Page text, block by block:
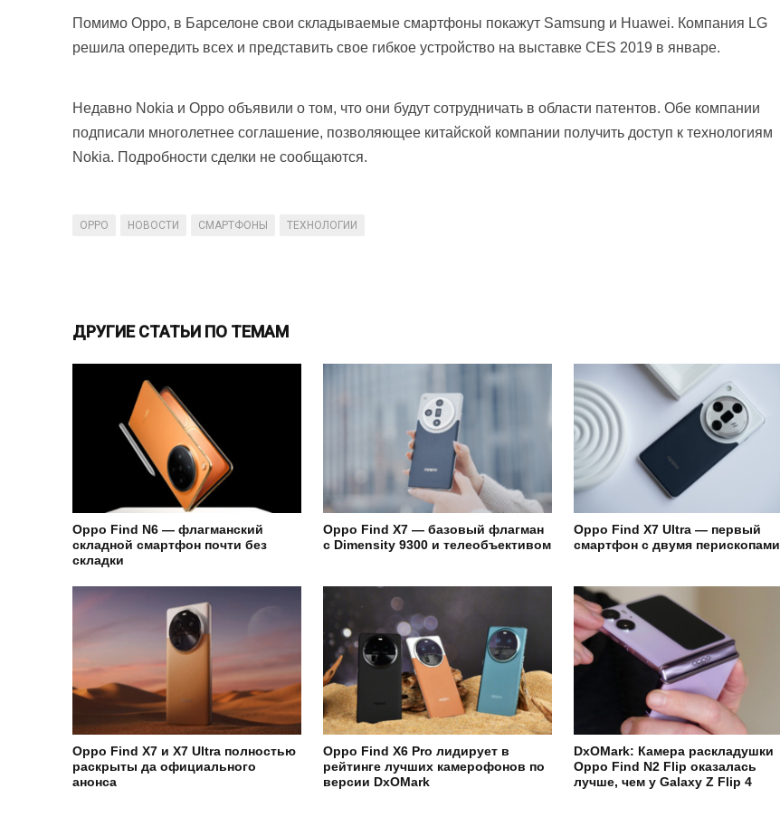
Помимо Oppo, в Барселоне свои складываемые смартфоны покажут Samsung и Huawei. Компания LG
решила опередить всех и представить свое гибкое устройство на выставке CES 2019 в январе.
Недавно Nokia и Oppo объявили о том, что они будут сотрудничать в области патентов. Обе компании
подписали многолетнее соглашение, позволяющее китайской компании получить доступ к технологиям
Nokia. Подробности сделки не сообщаются.
OPPO НОВОСТИ СМАРТФОНЫ ТЕХНОЛОГИИ
ДРУГИЕ СТАТЬИ ПО ТЕМАМ
Oppo Find N6 — флагманский
складной смартфон почти без
складки
Oppo Find X7 — базовый флагман
с Dimensity 9300 и телеобъективом
Oppo Find X7 Ultra — первый
смартфон с двумя перископами
Oppo Find X7 и X7 Ultra полностью
раскрыты да официального
анонса
Oppo Find X6 Pro лидирует в
рейтинге лучших камерофонов по
версии DxOMark
DxOMark: Камера раскладушки
Oppo Find N2 Flip оказалась
лучше, чем у Galaxy Z Flip 4